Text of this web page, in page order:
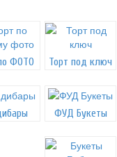
ФОТО Торт под ключ
ФУД Букеты